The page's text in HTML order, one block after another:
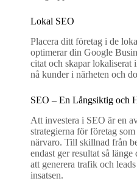
Lokal SEO
Placera ditt företag i de
optimerar din Google
citat och skapar lokaliserat
nå kunder i närheten och
SEO – En Långsiktig och
Att investera i SEO är en
strategierna för företag
närvaro. Till skillnad från
endast ger resultat så
att generera trafik och
insatsen.